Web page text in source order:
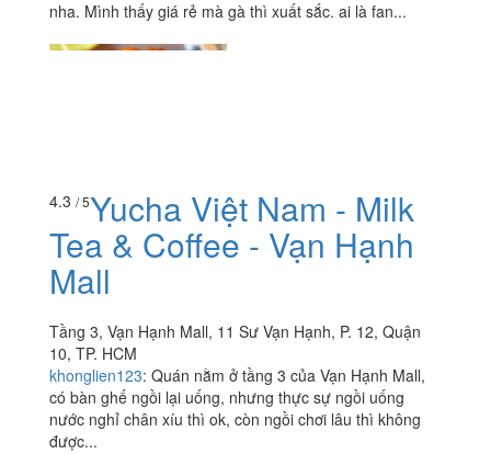
nha. Mình thấy giá rẻ mà gà thì xuất sắc. ai là fan...
4.3 / 5Yucha Việt Nam - Milk
Tea & Coffee - Vạn Hạnh
Mall
Tầng 3, Vạn Hạnh Mall, 11 Sư Vạn Hạnh, P. 12, Quận
10, TP. HCM
khonglien123: Quán nằm ở tầng 3 của Vạn Hạnh Mall,
có bàn ghế ngồi lại uống, nhưng thực sự ngồi uống
nước nghỉ chân xíu thì ok, còn ngồi chơi lâu thì không
được...